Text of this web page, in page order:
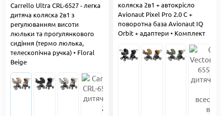
Carrello Ultra CRL-6527 - легка
дитяча коляска 2в1 з
регулюванням висоти
люльки та прогулянкового
сидіння (термо люлька,
телескопічна ручка) • Floral
Beige
коляска 2в1 + автокрісло
Avionaut Pixel Pro 2.0 C +
поворотна база Avionaut IQ
Orbit + адаптери • Комплект